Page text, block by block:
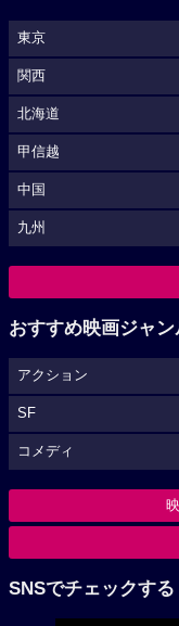
東京
関西
北海道
甲信越
中国
九州
おすすめ映画ジャン
アクション
SF
コメディ
SNSでチェックする